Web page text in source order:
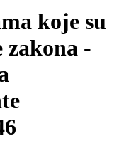
koje su
zakona -